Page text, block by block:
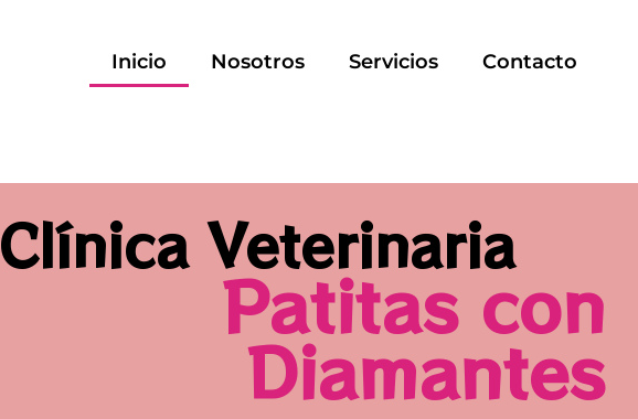
Inicio Nosotros Servicios Contacto
Clínica Veterinaria
Patitas con
Diamantes